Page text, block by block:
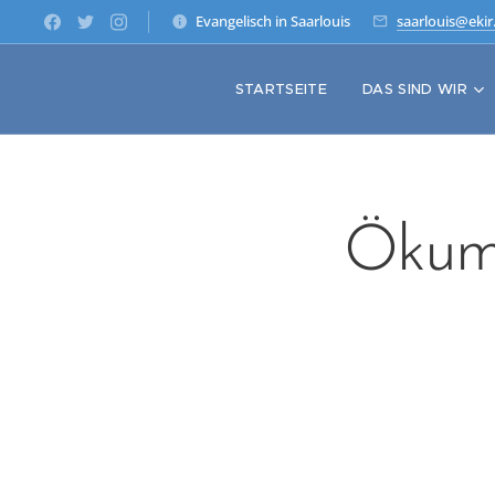
Evangelisch in Saarlouis
STARTSEITE DAS SIND WIR